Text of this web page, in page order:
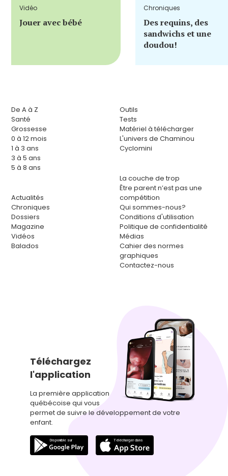
Vidéo
Jouer avec bébé
Chroniques
Des requins, des
sandwichs et une
doudou!
De A à Z
Santé
Grossesse
0 à 12 mois
1 à 3 ans
3 à 5 ans
5 à 8 ans
Actualités
Chroniques
Dossiers
Magazine
Vidéos
Balados
Outils
Tests
Matériel à télécharger
L'univers de Chaminou
Cyclomini
La couche de trop
Être parent n’est pas une
compétition
Qui sommes-nous?
Conditions d'utilisation
Politique de confidentialité
Médias
Cahier des normes
graphiques
Contactez-nous
Téléchargez
l'application
La première application
québécoise qui vous
permet de suivre le développement de votre
enfant.